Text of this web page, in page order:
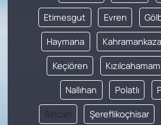
Etimesgut Evren
Haymana
Keçiören Kızılcahamam
Nallıhan Polatlı
Sincan Şereflikoçhisar